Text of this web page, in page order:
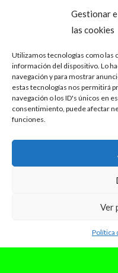
Gestionar
las cookies
Utilizamos tecnologías como las
información del dispositivo. Lo
navegación y para mostrar
estas tecnologías nos permitirá
navegación o los ID's únicos en
consentimiento, puede afectar
funciones.
Ver
Política